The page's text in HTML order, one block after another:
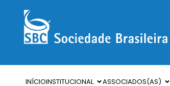
INÍCIOINSTITUCIONAL ASSOCIADOS(AS)